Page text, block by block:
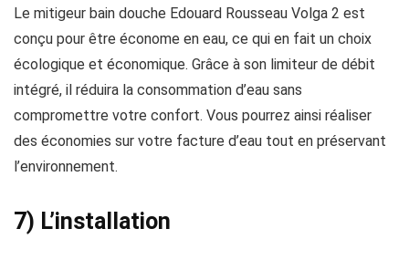
Le mitigeur bain douche Edouard Rousseau Volga 2 est
conçu pour être économe en eau, ce qui en fait un choix
écologique et économique. Grâce à son limiteur de débit
intégré, il réduira la consommation d’eau sans
compromettre votre confort. Vous pourrez ainsi réaliser
des économies sur votre facture d’eau tout en préservant
l’environnement.
7) L’installation